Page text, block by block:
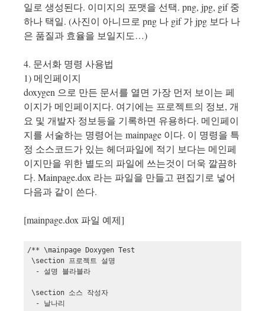
일로 생성된다. 이미지의 포맷을 선택. png, jpg, gif 중
하나 택일. (사진이 아니므로 png 나 gif 가 jpg 보다 나
은 품질과 효율을 보일지도…)
4. 문서화 명령 사용법
1) 메인페이지
doxygen 으로 만든 문서를 열면 가장 먼저 보이는 페
이지가 메인페이지다. 여기에는 프로젝트의 정보, 개
요 및 개발자 정보등을 기록하면 유용하다. 메인페이
지를 서술하는 명령어는 mainpage 이다. 이 명령을 특
정 소스코드가 있는 헤더파일에 적기 보다는 메인페
이지만을 위한 별도의 파일에 쓰는것이 더욱 깔끔하
다. Mainpage.dox 라는 파일을 만들고 편집기로 넣어
다음과 같이 쓴다.
[mainpage.dox 파일 예제]
/** \mainpage Doxygen Test
\section 프로젝트 설명
  - 설명 블라블라
\section 소스 작성자
  - 날나리